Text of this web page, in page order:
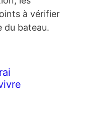
à vérifier
du bateau.